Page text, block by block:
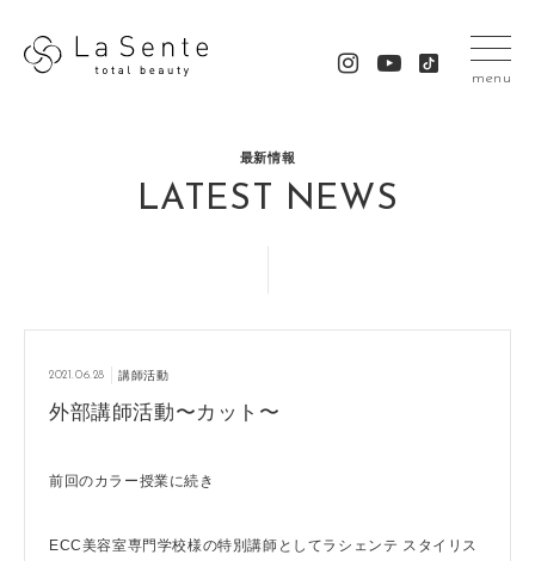
menu
最新情報
LATEST NEWS
2021.06.28 講師活動
外部講師活動〜カット〜
前回のカラー授業に続き
ECC美容室専門学校様の特別講師としてラシェンテ スタイリス